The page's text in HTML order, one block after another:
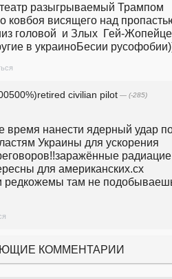
разыгрываемый Трампом
ковбоя висящего над
головой  и Злых  Гей-
в украиноБесии
civilian pilot — (-285)
время нанести ядерный удар
Украины для ускорения
для американских.сх
редкожемы там не
КОММЕНТАРИИ